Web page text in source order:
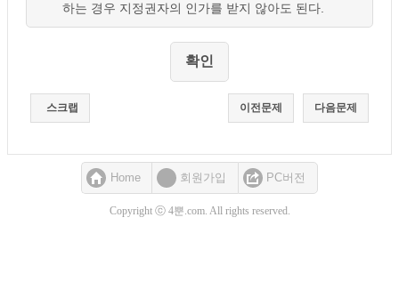
하는 경우 지정권자의 인가를 받지 않아도 된다.
스크랩 다음문제
이전문제
Home 회원가입 PC버전
Copyright ⓒ 4뿐.com. All rights reserved.